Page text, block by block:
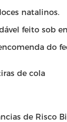
natalinos.
feito sob
do
de cola
de Risco